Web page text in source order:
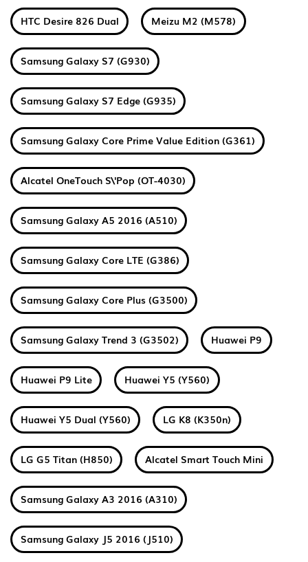
HTC Desire 826 Dual Meizu M2 (M578)
Samsung Galaxy S7 (G930)
Samsung Galaxy S7 Edge (G935)
Samsung Galaxy Core Prime Value Edition (G361)
Alcatel OneTouch S\'Pop (OT-4030)
Samsung Galaxy A5 2016 (A510)
Samsung Galaxy Core LTE (G386)
Samsung Galaxy Core Plus (G3500)
Samsung Galaxy Trend 3 (G3502) Huawei P9
Huawei P9 Lite Huawei Y5 (Y560)
Huawei Y5 Dual (Y560) LG K8 (K350n)
LG G5 Titan (H850) Alcatel Smart Touch Mini
Samsung Galaxy A3 2016 (A310)
Samsung Galaxy J5 2016 (J510)